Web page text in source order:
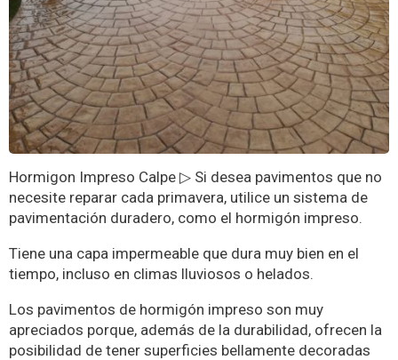
Hormigon Impreso Calpe ▷ Si desea pavimentos que no
necesite reparar cada primavera, utilice un sistema de
pavimentación duradero, como el hormigón impreso.
Tiene una capa impermeable que dura muy bien en el
tiempo, incluso en climas lluviosos o helados.
Los pavimentos de hormigón impreso son muy
apreciados porque, además de la durabilidad, ofrecen la
posibilidad de tener superficies bellamente decoradas